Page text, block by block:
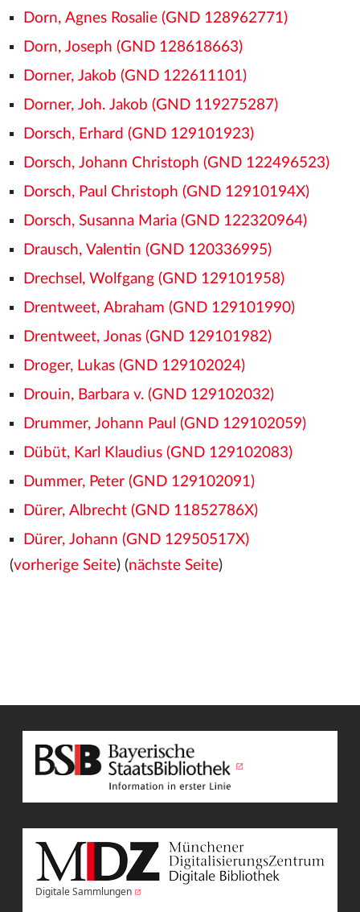
Dorn, Agnes Rosalie (GND 128962771)
Dorn, Joseph (GND 128618663)
Dorner, Jakob (GND 122611101)
Dorner, Joh. Jakob (GND 119275287)
Dorsch, Erhard (GND 129101923)
Dorsch, Johann Christoph (GND 122496523)
Dorsch, Paul Christoph (GND 12910194X)
Dorsch, Susanna Maria (GND 122320964)
Drausch, Valentin (GND 120336995)
Drechsel, Wolfgang (GND 129101958)
Drentweet, Abraham (GND 129101990)
Drentweet, Jonas (GND 129101982)
Droger, Lukas (GND 129102024)
Drouin, Barbara v. (GND 129102032)
Drummer, Johann Paul (GND 129102059)
Dübüt, Karl Klaudius (GND 129102083)
Dummer, Peter (GND 129102091)
Dürer, Albrecht (GND 11852786X)
Dürer, Johann (GND 12950517X)
(vorherige Seite) (nächste Seite)
Digitale Sammlungen